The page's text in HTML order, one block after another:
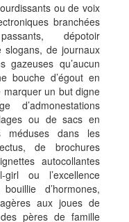
ou de voix
branchées
dépotoir
slogans, de journaux
gazeuses qu’aucun
bouche d’égout en
marquer un but digne
d’admonestations
ou de sacs en
méduses dans les
de brochures
autocollantes
ou l’excellence
d’hormones,
aux joues de
pères de famille